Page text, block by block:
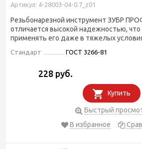
Артикул: 4-28003-04-0.7_z01
Резьбонарезной инструмент ЗУБР
отличается высокой надежностью, что
применять его даже в тяжелых
Стандарт ГОСТ 3266-81
228 руб.
Купить
Быстрый
В избранное